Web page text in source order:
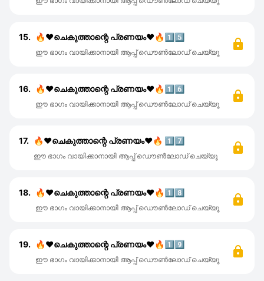
15. 🔥❤ചെകുത്താന്റെ പ്രണയം❤🔥1️⃣5️⃣
ഈ ഭാഗം വായിക്കാനായി ആപ്പ് ഡൌൺലോഡ് ചെയ്യൂ
16. 🔥❤ചെകുത്താന്റെ പ്രണയം❤🔥1️⃣6️⃣
ഈ ഭാഗം വായിക്കാനായി ആപ്പ് ഡൌൺലോഡ് ചെയ്യൂ
17. 🔥❤ചെകുത്താന്റെ പ്രണയം❤🔥 1️⃣7️⃣
ഈ ഭാഗം വായിക്കാനായി ആപ്പ് ഡൌൺലോഡ് ചെയ്യൂ
18. 🔥❤ചെകുത്താന്റെ പ്രണയം❤🔥1️⃣8️⃣
ഈ ഭാഗം വായിക്കാനായി ആപ്പ് ഡൌൺലോഡ് ചെയ്യൂ
19. 🔥❤ചെകുത്താന്റെ പ്രണയം❤🔥1️⃣9️⃣
ഈ ഭാഗം വായിക്കാനായി ആപ്പ് ഡൌൺലോഡ് ചെയ്യൂ